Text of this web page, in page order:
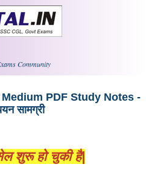
Community
PDF Study Notes ​​-
सामग्री
शुरू हो चुकी है|